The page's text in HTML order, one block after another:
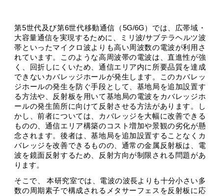
第5世代及び第6世代移動通信（5G/6G）では、広帯域・
大容量通信を実現するために、ミリ波/サブテラヘルツ波
帯といったマイクロ波よりも高い周波数の電波が利用さ
れています。このような高周波帯の電波は、直進性が強
く、回折しにくいため、通信エリア内に所要品質を達成
できないカバレッジホールが発生します。このカバレッ
ジホールの発生を防ぐ手段として、基地局を追加設置す
る方法や、反射板を用いて基地局の電波をカバレッジホ
ールの発生箇所に向けて反射させる方法があります。し
かし、前者については、カバレッジを大幅に改善できる
ものの、通信エリア構築のコスト増加や景観の劣化が懸
念されます。後者は、基地局を追加設置することなくカ
バレッジを改善できるものの、通常の金属反射板は、電
波を鏡面反射するため、反射方向が制限される問題があ
ります。
そこで、本研究室では、電波の波長よりも十分小さい多
数の周期素子で構成されるメタサーフェスを反射板に応